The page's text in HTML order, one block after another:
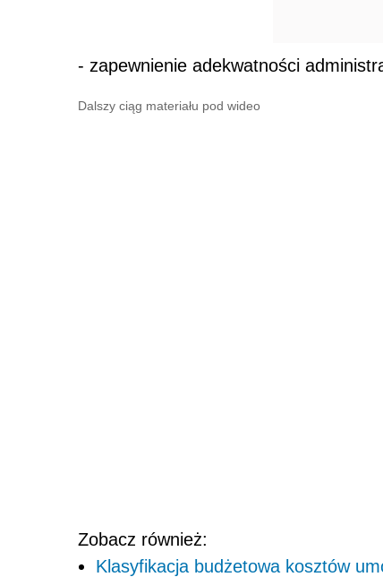
- zapewnienie adekwatności
Dalszy ciąg materiału pod wideo
Zobacz również:
Klasyfikacja budżetowa kosztów